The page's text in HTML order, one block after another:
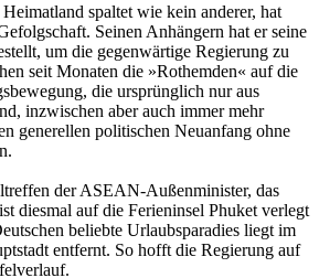
spaltet wie kein anderer, hat
Seinen Anhängern hat er seine
um die gegenwärtige Regierung zu
seit Monaten die »Rothemden« auf die
die ursprünglich nur aus
inzwischen aber auch immer mehr
generellen politischen Neuanfang ohne
der ASEAN-Außenminister, das
diesmal auf die Ferieninsel Phuket verlegt
beliebte Urlaubsparadies liegt im
entfernt. So hofft die Regierung auf